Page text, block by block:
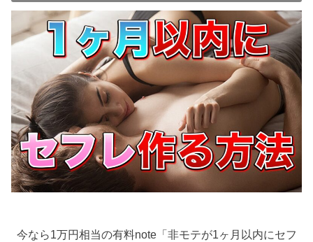
今なら1万円相当の有料note「非モテが1ヶ月以内にセフ